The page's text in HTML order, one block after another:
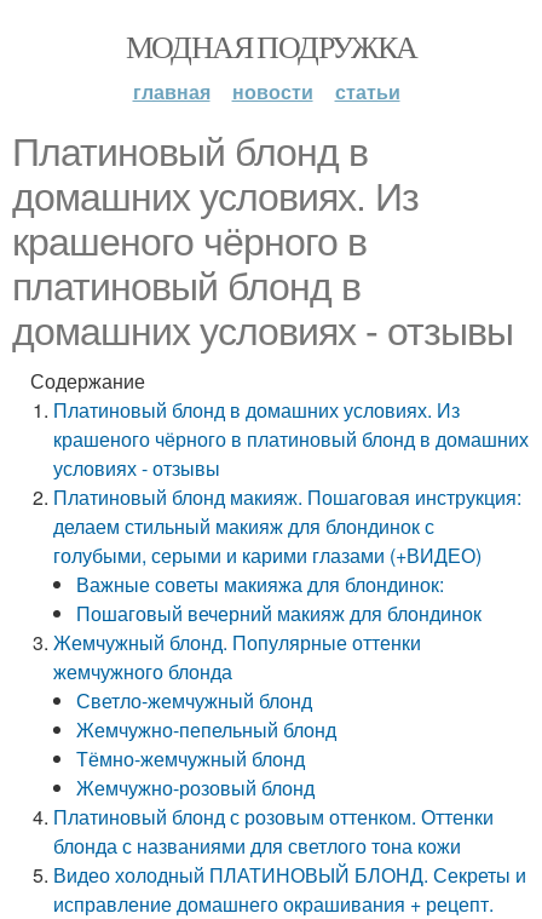
МОДНАЯ ПОДРУЖКА
главная новости статьи
Платиновый блонд в
домашних условиях. Из
крашеного чёрного в
платиновый блонд в
домашних условиях - отзывы
Содержание
Платиновый блонд в домашних условиях. Из
крашеного чёрного в платиновый блонд в домашних
условиях - отзывы
Платиновый блонд макияж. Пошаговая инструкция:
делаем стильный макияж для блондинок с
голубыми, серыми и карими глазами (+ВИДЕО)
Важные советы макияжа для блондинок:
Пошаговый вечерний макияж для блондинок
Жемчужный блонд. Популярные оттенки
жемчужного блонда
Светло-жемчужный блонд
Жемчужно-пепельный блонд
Тёмно-жемчужный блонд
Жемчужно-розовый блонд
Платиновый блонд с розовым оттенком. Оттенки
блонда с названиями для светлого тона кожи
Видео холодный ПЛАТИНОВЫЙ БЛОНД. Секреты и
исправление домашнего окрашивания + рецепт.